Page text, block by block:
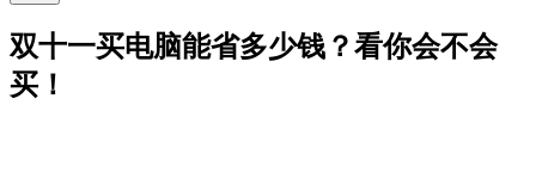
双十一买电脑能省多少钱？看你会不会
买！